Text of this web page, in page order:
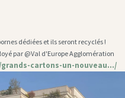
dédiées et ils seront recyclés !
par @Val d'Europe Agglomération
cartons-un-nouveau.../